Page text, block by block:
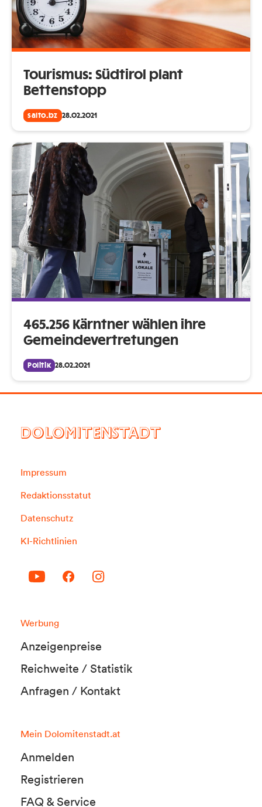
Tourismus: Südtirol plant
Bettenstopp
salto.bz 28.02.2021
465.256 Kärntner wählen ihre
Gemeindevertretungen
Politik 28.02.2021
DOLOMITENSTADT
Impressum
Redaktionsstatut
Datenschutz
KI-Richtlinien
Werbung
Anzeigenpreise
Reichweite / Statistik
Anfragen / Kontakt
Mein Dolomitenstadt.at
Anmelden
Registrieren
FAQ & Service